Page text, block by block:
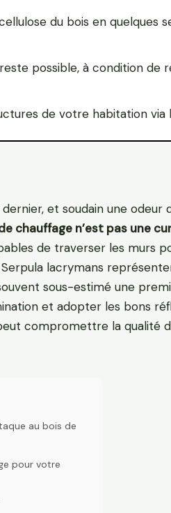
du bois en quelques
possible, à condition de
de votre habitation via
et soudain une
chauffage n’est pas une
de traverser les murs
lacrymans
sous-estimé une
et adopter les bons
compromettre la qualité
au bois de
pour votre